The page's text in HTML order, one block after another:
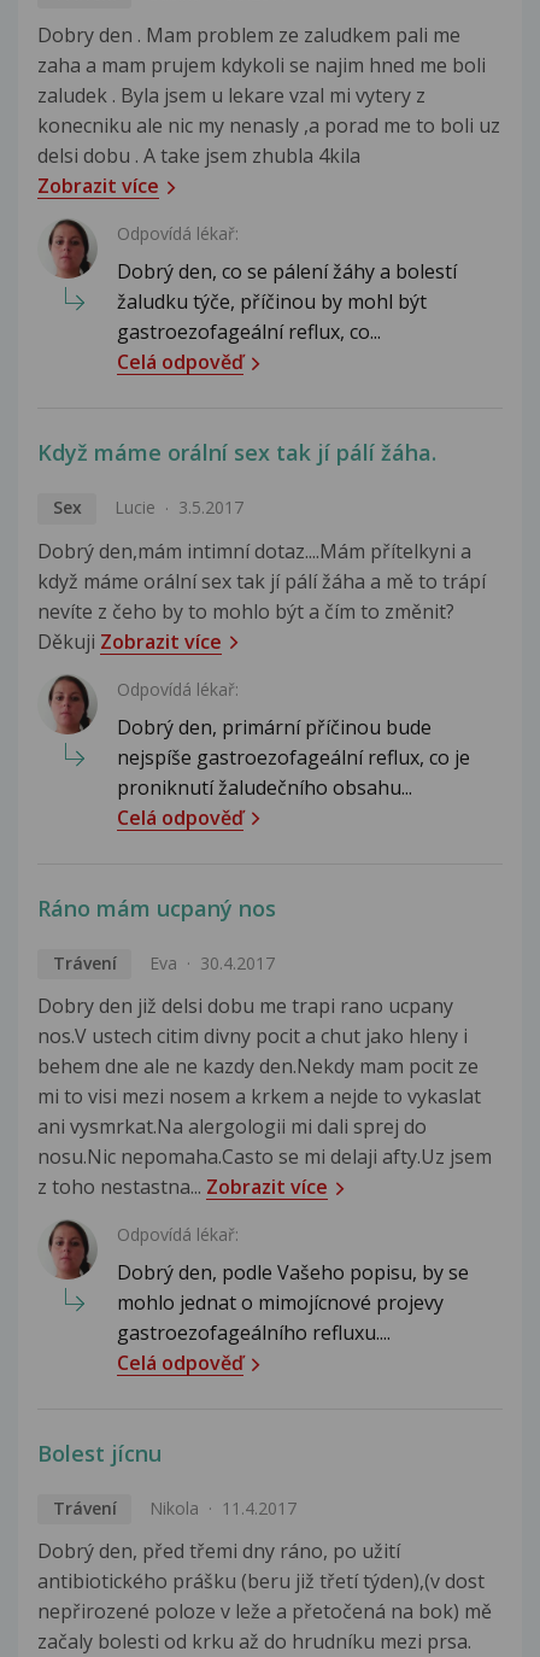
Dobry den . Mam problem ze zaludkem pali me
zaha a mam prujem kdykoli se najim hned me boli
zaludek . Byla jsem u lekare vzal mi vytery z
konecniku ale nic my nenasly ,a porad me to boli uz
delsi dobu . A take jsem zhubla 4kila
Zobrazit více
Odpovídá lékař:
Dobrý den, co se pálení žáhy a bolestí
žaludku týče, příčinou by mohl být
gastroezofageální reflux, co...
Celá odpověď
Když máme orální sex tak jí pálí žáha.
Sex Lucie 3.5.2017
Dobrý den,mám intimní dotaz....Mám přítelkyni a
když máme orální sex tak jí pálí žáha a mě to trápí
nevíte z čeho by to mohlo být a čím to změnit?
Děkuji Zobrazit více
Odpovídá lékař:
Dobrý den, primární příčinou bude
nejspíše gastroezofageální reflux, co je
proniknutí žaludečního obsahu...
Celá odpověď
Ráno mám ucpaný nos
Trávení Eva 30.4.2017
Dobry den již delsi dobu me trapi rano ucpany
nos.V ustech citim divny pocit a chut jako hleny i
behem dne ale ne kazdy den.Nekdy mam pocit ze
mi to visi mezi nosem a krkem a nejde to vykaslat
ani vysmrkat.Na alergologii mi dali sprej do
nosu.Nic nepomaha.Casto se mi delaji afty.Uz jsem
z toho nestastna... Zobrazit více
Odpovídá lékař:
Dobrý den, podle Vašeho popisu, by se
mohlo jednat o mimojícnové projevy
gastroezofageálního refluxu....
Celá odpověď
Bolest jícnu
Trávení Nikola 11.4.2017
Dobrý den, před třemi dny ráno, po užití
antibiotického prášku (beru již třetí týden),(v dost
nepřirozené poloze v leže a přetočená na bok) mě
začaly bolesti od krku až do hrudníku mezi prsa.